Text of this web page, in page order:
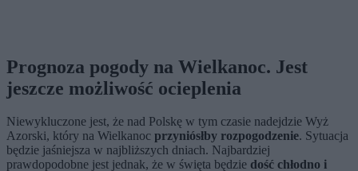
Prognoza pogody na Wielkanoc. Jest
jeszcze możliwość ocieplenia
Niewykluczone jest, że nad Polskę w tym czasie nadejdzie Wyż
Azorski, który na Wielkanoc przyniósłby rozpogodzenie. Sytuacja
będzie jaśniejsza w najbliższych dniach. Najbardziej
prawdopodobne jest jednak, że w święta będzie dość chłodno i